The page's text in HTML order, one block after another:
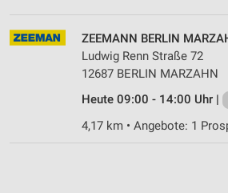
ZEEMANN BERLIN
Ludwig Renn Straße 72
12687 BERLIN MARZAHN
Heute 09:00 - 14:00 Uhr |
4,17 km • Angebote: 1
Funktional